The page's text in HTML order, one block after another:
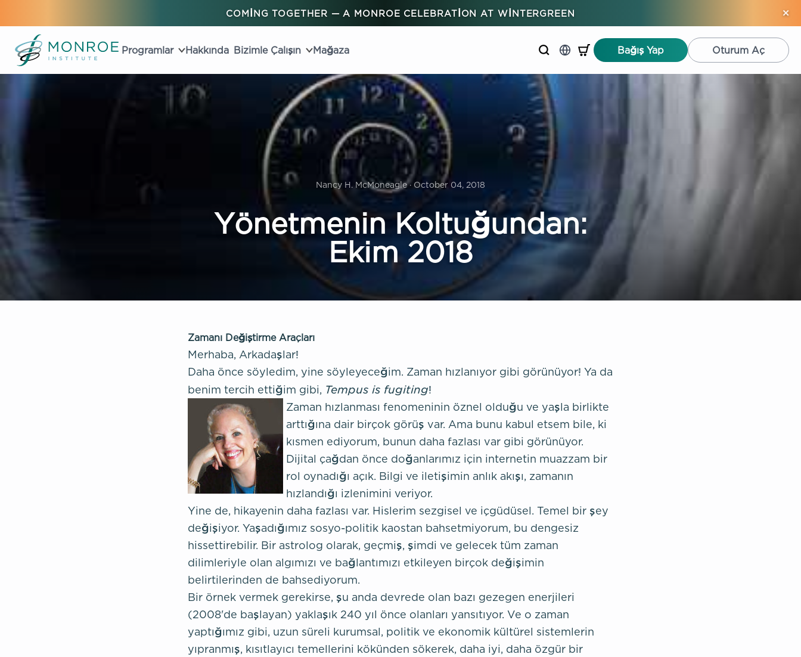
COMING TOGETHER — A MONROE CELEBRATION AT WINTERGREEN ×
Programlar Hakkında Bizimle Çalışın Mağaza Bağış Yap Oturum Aç
Nancy H. McMoneagle · October 04, 2018
Yönetmenin Koltuğundan:
Ekim 2018
Zamanı Değiştirme Araçları
Merhaba, Arkadaşlar!
Daha önce söyledim, yine söyleyeceğim. Zaman hızlanıyor gibi görünüyor! Ya da
benim tercih ettiğim gibi, Tempus is fugiting!
Zaman hızlanması fenomeninin öznel olduğu ve yaşla birlikte
arttığına dair birçok görüş var. Ama bunu kabul etsem bile, ki
kısmen ediyorum, bunun daha fazlası var gibi görünüyor.
Dijital çağdan önce doğanlarımız için internetin muazzam bir
rol oynadığı açık. Bilgi ve iletişimin anlık akışı, zamanın
hızlandığı izlenimini veriyor.
Yine de, hikayenin daha fazlası var. Hislerim sezgisel ve içgüdüsel. Temel bir şey
değişiyor. Yaşadığımız sosyo-politik kaostan bahsetmiyorum, bu dengesiz
hissettirebilir. Bir astrolog olarak, geçmiş, şimdi ve gelecek tüm zaman
dilimleriyle olan algımızı ve bağlantımızı etkileyen birçok değişimin
belirtilerinden de bahsediyorum.
Bir örnek vermek gerekirse, şu anda devrede olan bazı gezegen enerjileri
(2008'de başlayan) yaklaşık 240 yıl önce olanları yansıtıyor. Ve o zaman
yaptığımız gibi, uzun süreli kurumsal, politik ve ekonomik kültürel sistemlerin
yıpranmış, kısıtlayıcı temellerini kökünden sökerek, daha iyi, daha özgür bir